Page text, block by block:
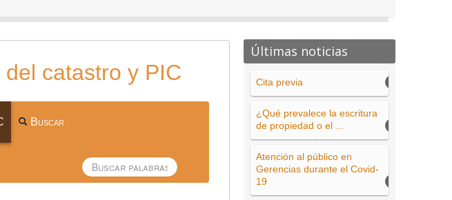
catastro y PIC
Buscar
Últimas noticias
Cita previa
¿Qué prevalece la escritura
de propiedad o el ...
Atención al público en
Gerencias durante el Covid-
19